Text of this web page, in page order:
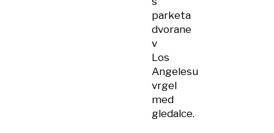
parketa
dvorane
v
Los
Angelesu
vrgel
med
gledalce.